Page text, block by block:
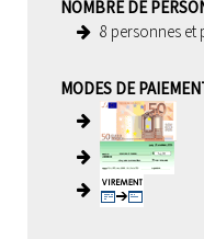
NOMBRE DE
8 personnes et
MODES DE